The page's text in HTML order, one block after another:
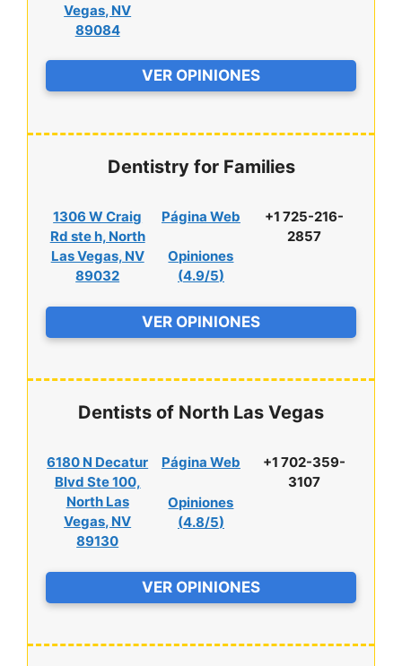
Vegas, NV
89084
VER OPINIONES
Dentistry for Families
1306 W Craig
Rd ste h, North
Las Vegas, NV
89032
Página Web
Opiniones
(4.9/5)
+1 725-216-
2857
VER OPINIONES
Dentists of North Las Vegas
6180 N Decatur
Blvd Ste 100,
North Las
Vegas, NV
89130
Página Web
Opiniones
(4.8/5)
+1 702-359-
3107
VER OPINIONES